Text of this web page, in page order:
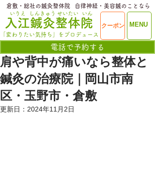
ME
​入江鍼灸整体院
いりえ
MENU
クーポン
電話で予約する
せいたい
しんきゅう いん
「変わりたい気持ち」をプロデュース
​倉敷・総社の鍼灸整体院 ​自律神経・美容鍼のことなら
肩や背中が痛いなら整体と
鍼灸の治療院｜岡山市南
区・玉野市・倉敷
更新日： 2024年11月2日